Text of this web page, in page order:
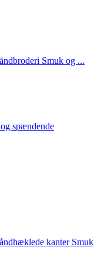
Smuk og ...
spændende
kanter Smuk